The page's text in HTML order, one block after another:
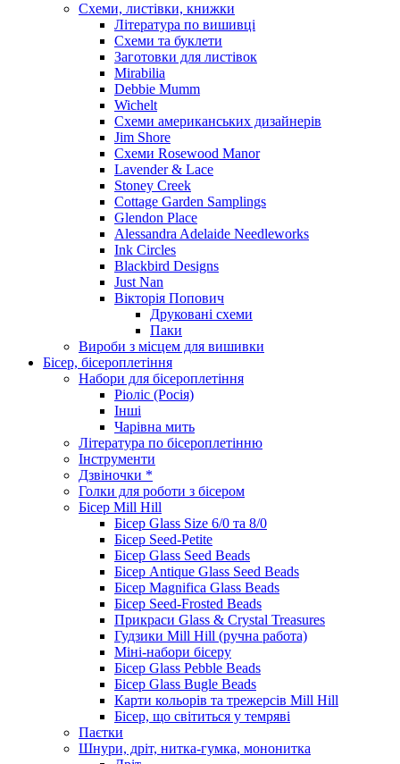
Схеми, листівки, книжки
Література по вишивці
Схеми та буклети
Заготовки для листівок
Mirabilia
Debbie Mumm
Wichelt
Схеми американських дизайнерів
Jim Shore
Cхеми Rosewood Manor
Lavender & Lace
Stoney Creek
Cottage Garden Samplings
Glendon Place
Alessandra Adelaide Needleworks
Ink Circles
Blackbird Designs
Just Nan
Вікторія Попович
Друковані схеми
Паки
Вироби з місцем для вишивки
Бісер, бісероплетіння
Набори для бісероплетіння
Ріоліс (Росія)
Інші
Чарівна мить
Література по бісероплетінню
Інструменти
Дзвіночки *
Голки для роботи з бісером
Бісер Mill Hill
Бісер Glass Size 6/0 та 8/0
Бісер Seed-Petite
Бісер Glass Seed Beads
Бісер Antique Glass Seed Beads
Бісер Magnifica Glass Beads
Бісер Seed-Frosted Beads
Прикраси Glass & Crystal Treasures
Гудзики Mill Hill (ручна работа)
Міні-набори бісеру
Бісер Glass Pebble Beads
Бісер Glass Bugle Beads
Карти кольорів та трежерсів Mill Hill
Бісер, що світиться у темряві
Паєтки
Шнури, дріт, нитка-гумка, мононитка